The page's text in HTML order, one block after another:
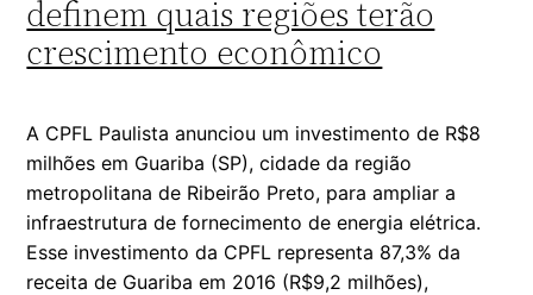
definem quais regiões terão
crescimento econômico
A CPFL Paulista anunciou um investimento de R$8
milhões em Guariba (SP), cidade da região
metropolitana de Ribeirão Preto, para ampliar a
infraestrutura de fornecimento de energia elétrica.
Esse investimento da CPFL representa 87,3% da
receita de Guariba em 2016 (R$9,2 milhões),